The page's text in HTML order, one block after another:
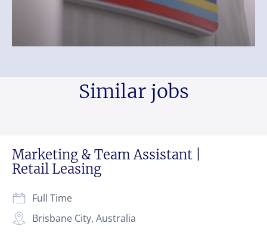
Similar jobs
Marketing & Team Assistant |
Retail Leasing
Brisbane City, Australia
Full Time